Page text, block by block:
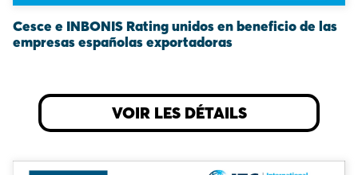
Cesce e INBONIS Rating unidos en beneficio de las
empresas españolas exportadoras
VOIR LES DÉTAILS